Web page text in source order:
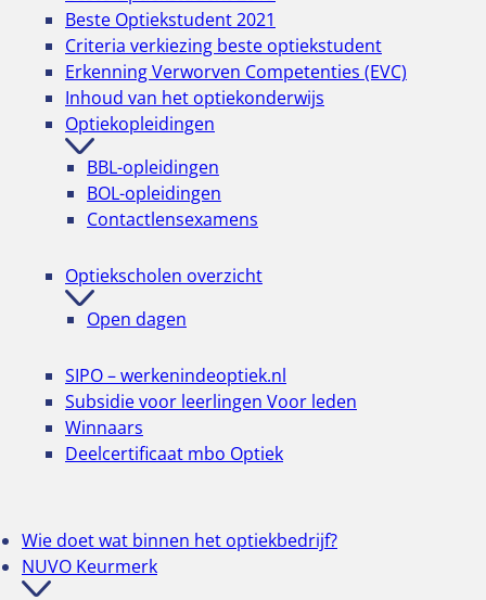
Werkgever
Advies en ondersteuning
Verzuimbegeleiding
Salarisadministratie
Juridisch advies
Huurprijsbemiddeling
Bedrijfsadvies
Bekijk alle onderwerpen
Academie
NUVO Academie
Annuleringsvoorwaarden
Optiek voor verkoopmedewerkers
BHV-Basiscursus
BHV-Herhalingscursus
Bril afpassen
Bekijk alle onderwerpen
Beste Optiekstudent 2021
Criteria verkiezing beste optiekstudent
Erkenning Verworven Competenties (EVC)
Inhoud van het optiekonderwijs
Optiekopleidingen
BBL-opleidingen
BOL-opleidingen
Contactlensexamens
Optiekscholen overzicht
Open dagen
SIPO – werkenindeoptiek.nl
Subsidie voor leerlingen Voor leden
Winnaars
Deelcertificaat mbo Optiek
Wie doet wat binnen het optiekbedrijf?
NUVO Keurmerk